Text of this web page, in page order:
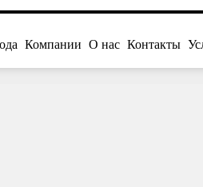
Компании О нас Контакты